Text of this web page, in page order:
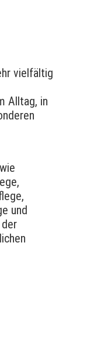
vielfältig
Alltag, in
und